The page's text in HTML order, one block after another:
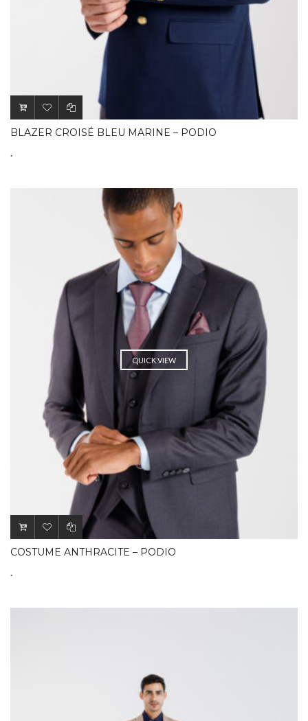
BLAZER CROISÉ BLEU MARINE – PODIO
.
QUICK VIEW
COSTUME ANTHRACITE – PODIO